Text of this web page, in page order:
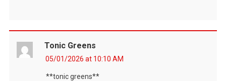
Tonic Greens
05/01/2026 at 10:10 AM
**tonic greens**